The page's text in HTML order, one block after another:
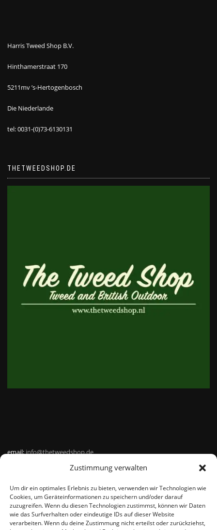
Zustimmung verwalten
Um dir ein optimales Erlebnis zu bieten, verwenden wir Technologien wie
Cookies, um Geräteinformationen zu speichern und/oder darauf
zuzugreifen. Wenn du diesen Technologien zustimmst, können wir Daten
wie das Surfverhalten oder eindeutige IDs auf dieser Website
verarbeiten. Wenn du deine Zustimmung nicht erteilst oder zurückziehst,
Harris Tweed Shop B.V.
Hinthamerstraat 170
5211mv ’s-Hertogenbosch
Die Niederlande
tel: 0031-(0)73-6130131
THETWEEDSHOP.DE
email:info@thetweedshop.de
Kvk Nummer: 88959732
MWSnr: NL864836247B01